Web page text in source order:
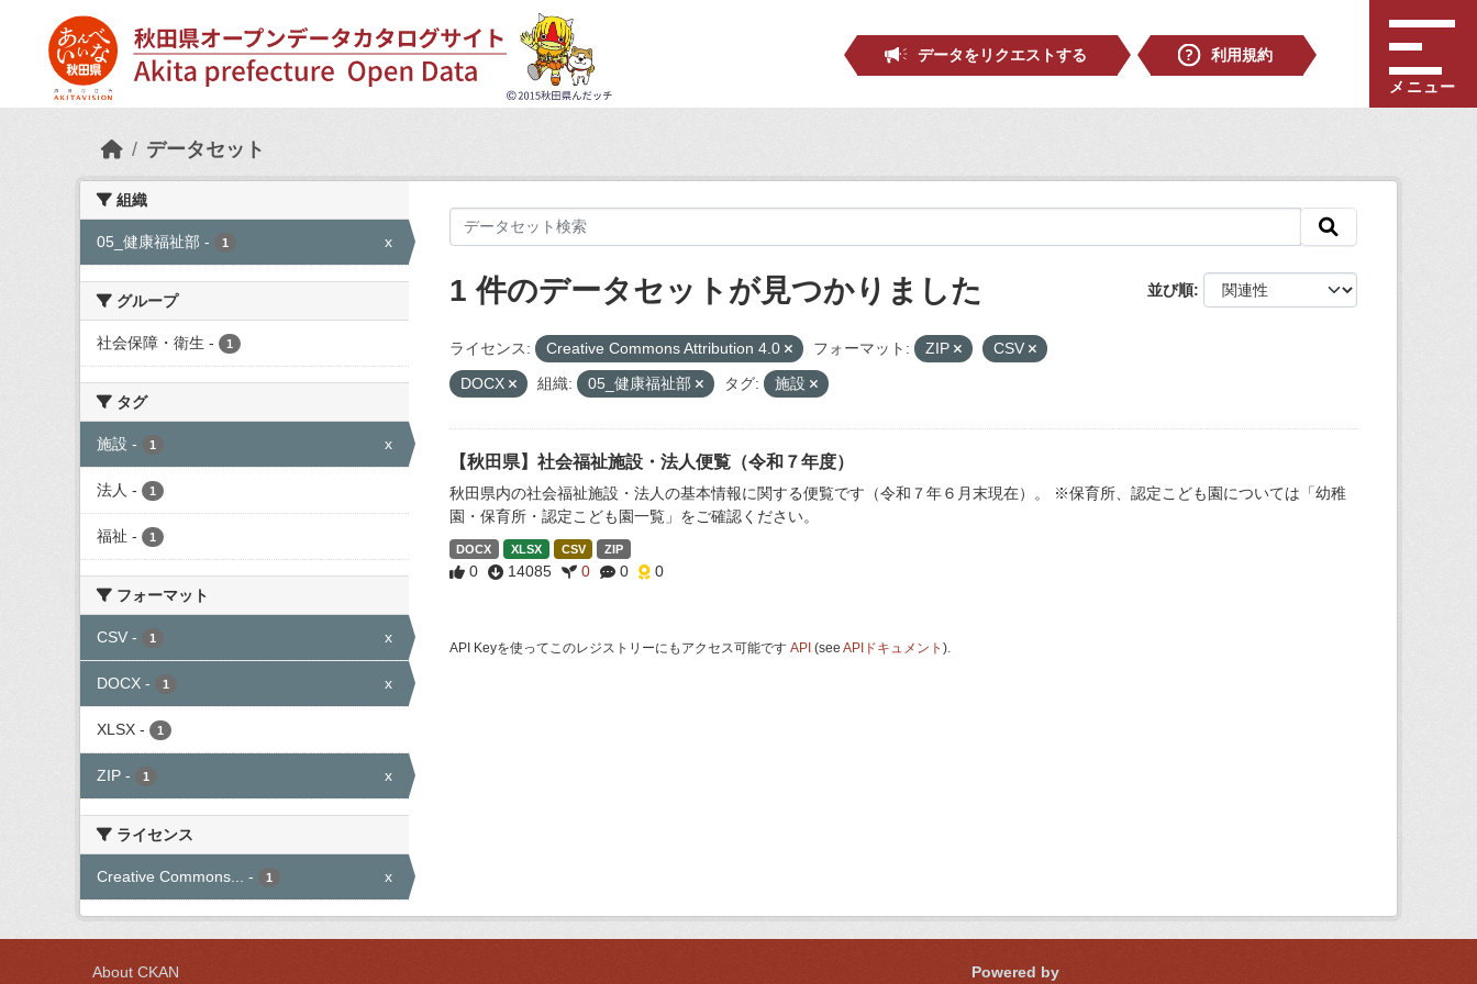
データをリクエストする
利用規約
メニュー
データセット
組織
05_健康福祉部 - 1 x
グループ
社会保障・衛生 - 1
タグ
施設 - 1 x
法人 - 1
福祉 - 1
フォーマット
CSV - 1 x
DOCX - 1 x
XLSX - 1
ZIP - 1 x
ライセンス
Creative Commons... - 1 x
並び順
1 件のデータセットが見つかりました
ライセンス: Creative Commons Attribution 4.0 フォーマット: ZIP
CSV
DOCX
組織: 05_健康福祉部 タグ: 施設
【秋田県】社会福祉施設・法人便覧（令和７年度）
秋田県内の社会福祉施設・法人の基本情報に関する便覧です（令和７年６月末現在）。 ※保育所、認定こども園については「幼稚
園・保育所・認定こども園一覧」をご確認ください。
DOCX XLSX CSV ZIP
0 14085 0 0 0
API Keyを使ってこのレジストリーにもアクセス可能です API (see APIドキュメント ).
About CKAN Powered by